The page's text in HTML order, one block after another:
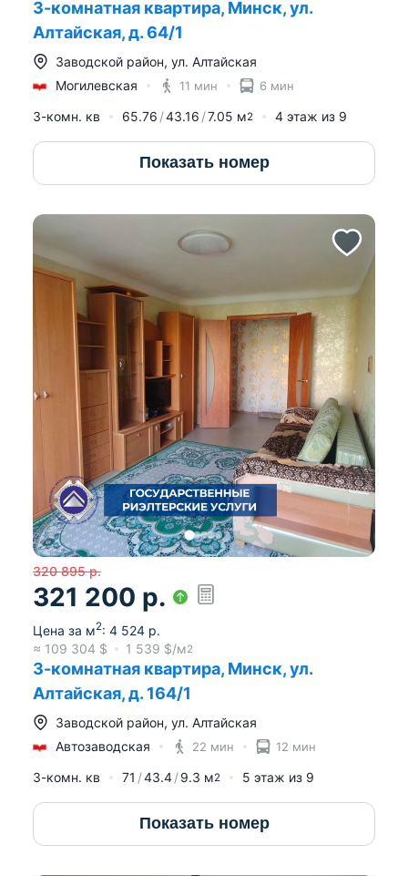
3-комнатная квартира, Минск, ул.
Алтайская, д. 64/1
Заводской район, ул. Алтайская
Могилевская
11 мин 6 мин
3-комн. кв 65.76 43.16 7.05 м2 4 этаж из 9
Показать номер
320 895 р.
321 200 р.
Цена за м2: 4 524 р.
≈ 109 304 $ 1 539 $/м2
3-комнатная квартира, Минск, ул.
Алтайская, д. 164/1
Заводской район, ул. Алтайская
Автозаводская
22 мин 12 мин
3-комн. кв 71 43.4 9.3 м2 5 этаж из 9
Показать номер